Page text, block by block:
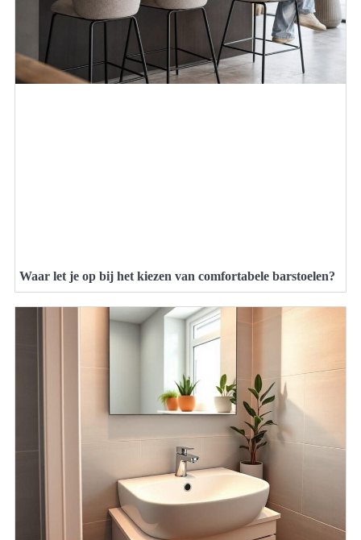
Waar let je op bij het kiezen van comfortabele barstoelen?